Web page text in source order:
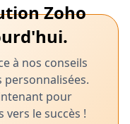
Zoho
à nos conseils
pour
le succès !